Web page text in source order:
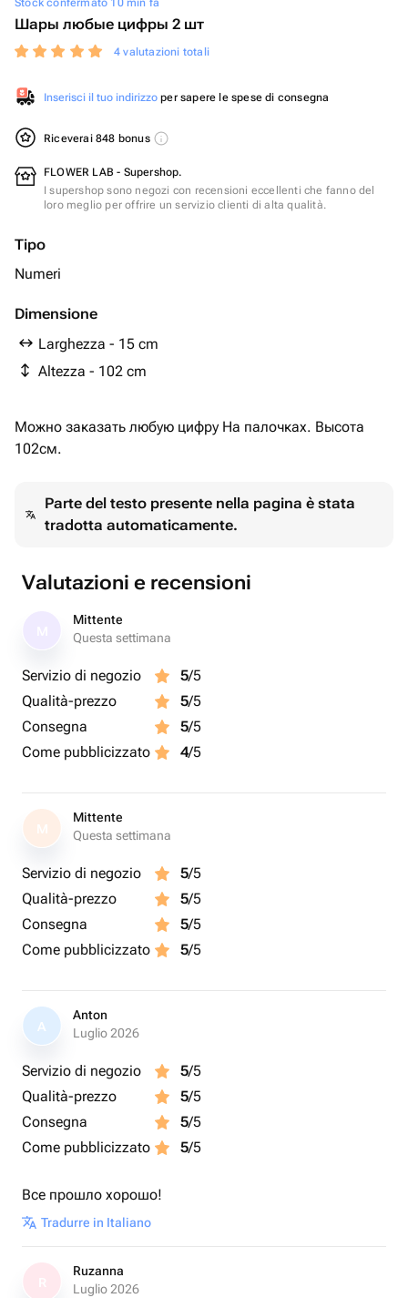
Stock confermato 10 min fa
Шары любые цифры 2 шт
4 valutazioni totali
Inserisci il tuo indirizzo per sapere le spese di consegna
Riceverai 848 bonus
FLOWER LAB - Supershop.
I supershop sono negozi con recensioni eccellenti che fanno del
loro meglio per offrire un servizio clienti di alta qualità.
Tipo
Numeri
Dimensione
Larghezza - 15 cm
Altezza - 102 cm
Можно заказать любую цифру На палочках. Высота
102см.
Parte del testo presente nella pagina è stata
tradotta automaticamente.
Valutazioni e recensioni
Mittente
Questa settimana
Servizio di negozio 5/5
Qualità-prezzo
5/5
Consegna
5/5
Come pubblicizzato
4/5
M
Mittente
Questa settimana
Servizio di negozio 5/5
Qualità-prezzo
5/5
Consegna
5/5
Come pubblicizzato
5/5
A
Anton
Luglio 2026
Servizio di negozio 5/5
Qualità-prezzo
5/5
Consegna
5/5
Come pubblicizzato
5/5
Все прошло хорошо!
Tradurre in Italiano
Ruzanna
Luglio 2026